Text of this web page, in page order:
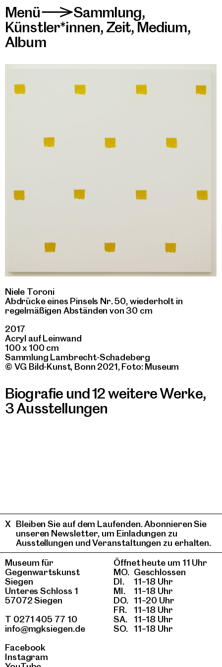
Menü>Sammlung,
Künstler*innen, Zeit, Medium,
Album
Niele Toroni
Abdrücke eines Pinsels Nr. 50, wiederholt in
regelmäßigen Abständen von 30 cm
2017
Acryl auf Leinwand
100 x 100 cm
Sammlung Lambrecht-Schadeberg
© VG Bild-Kunst, Bonn 2021, Foto: Museum
Biografie und 12 weitere Werke,
3 Ausstellungen
Museum für
Gegenwartskunst
Siegen
Unteres Schloss 1
57072 Siegen
T 0271 405 77 10
info@mgksiegen.de
Facebook
Instagram
Öffnet heute um 11 Uhr
MO. Geschlossen
DI.
11–18 Uhr
MI.
11–18 Uhr
DO. 11–20 Uhr
FR.
11–18 Uhr
SA.
11–18 Uhr
SO.
11–18 Uhr
Bleiben Sie auf dem Laufenden. Abonnieren Sie
unseren Newsletter, um Einladungen zu
Ausstellungen und Veranstaltungen zu erhalten.